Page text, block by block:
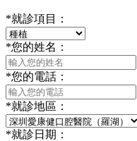
*就診項目：
*您的姓名：
*您的電話：
*就診地區：
*就診日期：